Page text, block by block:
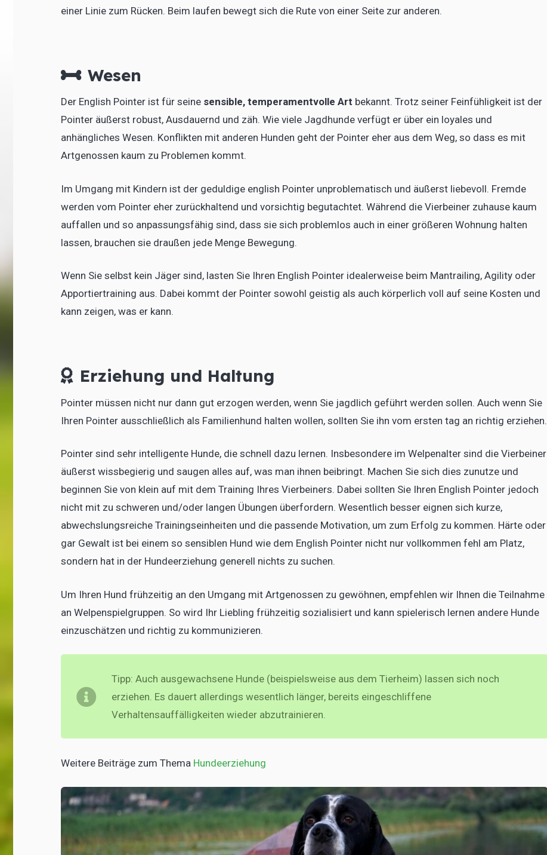
einer Linie zum Rücken. Beim laufen bewegt sich die Rute von einer Seite zur anderen.
Wesen
Der English Pointer ist für seine sensible, temperamentvolle Art bekannt. Trotz seiner Feinfühligkeit ist der
Pointer äußerst robust, Ausdauernd und zäh. Wie viele Jagdhunde verfügt er über ein loyales und
anhängliches Wesen. Konflikten mit anderen Hunden geht der Pointer eher aus dem Weg, so dass es mit
Artgenossen kaum zu Problemen kommt.
Im Umgang mit Kindern ist der geduldige english Pointer unproblematisch und äußerst liebevoll. Fremde
werden vom Pointer eher zurückhaltend und vorsichtig begutachtet. Während die Vierbeiner zuhause kaum
auffallen und so anpassungsfähig sind, dass sie sich problemlos auch in einer größeren Wohnung halten
lassen, brauchen sie draußen jede Menge Bewegung.
Wenn Sie selbst kein Jäger sind, lasten Sie Ihren English Pointer idealerweise beim Mantrailing, Agility oder
Apportiertraining aus. Dabei kommt der Pointer sowohl geistig als auch körperlich voll auf seine Kosten und
kann zeigen, was er kann.
Erziehung und Haltung
Pointer müssen nicht nur dann gut erzogen werden, wenn Sie jagdlich geführt werden sollen. Auch wenn Sie
Ihren Pointer ausschließlich als Familienhund halten wollen, sollten Sie ihn vom ersten tag an richtig erziehen.
Pointer sind sehr intelligente Hunde, die schnell dazu lernen. Insbesondere im Welpenalter sind die Vierbeiner
äußerst wissbegierig und saugen alles auf, was man ihnen beibringt. Machen Sie sich dies zunutze und
beginnen Sie von klein auf mit dem Training Ihres Vierbeiners. Dabei sollten Sie Ihren English Pointer jedoch
nicht mit zu schweren und/oder langen Übungen überfordern. Wesentlich besser eignen sich kurze,
abwechslungsreiche Trainingseinheiten und die passende Motivation, um zum Erfolg zu kommen. Härte oder
gar Gewalt ist bei einem so sensiblen Hund wie dem English Pointer nicht nur vollkommen fehl am Platz,
sondern hat in der Hundeerziehung generell nichts zu suchen.
Um Ihren Hund frühzeitig an den Umgang mit Artgenossen zu gewöhnen, empfehlen wir Ihnen die Teilnahme
an Welpenspielgruppen. So wird Ihr Liebling frühzeitig sozialisiert und kann spielerisch lernen andere Hunde
einzuschätzen und richtig zu kommunizieren.
Tipp: Auch ausgewachsene Hunde (beispielsweise aus dem Tierheim) lassen sich noch
erziehen. Es dauert allerdings wesentlich länger, bereits eingeschliffene
Verhaltensauffälligkeiten wieder abzutrainieren.
Weitere Beiträge zum Thema Hundeerziehung